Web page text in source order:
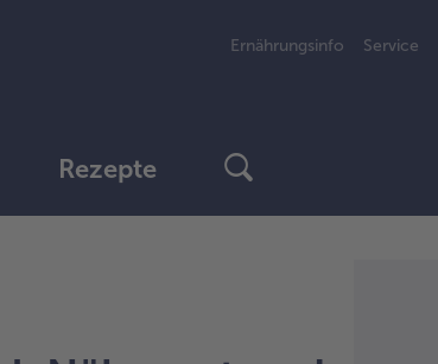
Ernährungsinfo Service
Rezepte